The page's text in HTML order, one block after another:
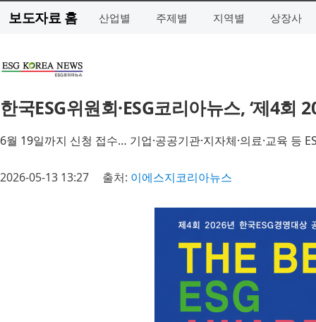
보도자료 홈 산업별 주제별 지역별 상장사
한국ESG위원회·ESG코리아뉴스, ‘제4회
6월 19일까지 신청 접수… 기업·공공기관·지자체·의료·교육 등
2026-05-13 13:27 출처: 이에스지코리아뉴스